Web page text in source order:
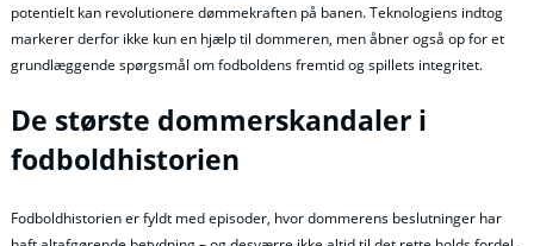
potentielt kan revolutionere dømmekraften på banen. Teknologiens indtog
markerer derfor ikke kun en hjælp til dommeren, men åbner også op for et
grundlæggende spørgsmål om fodboldens fremtid og spillets integritet.
De største dommerskandaler i
fodboldhistorien
Fodboldhistorien er fyldt med episoder, hvor dommerens beslutninger har